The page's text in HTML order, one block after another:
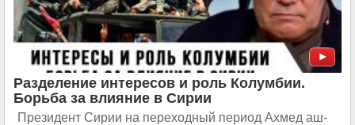
Разделение интересов и роль Колумбии.
Борьба за влияние в Сирии
Президент Сирии на переходный период Ахмед аш-